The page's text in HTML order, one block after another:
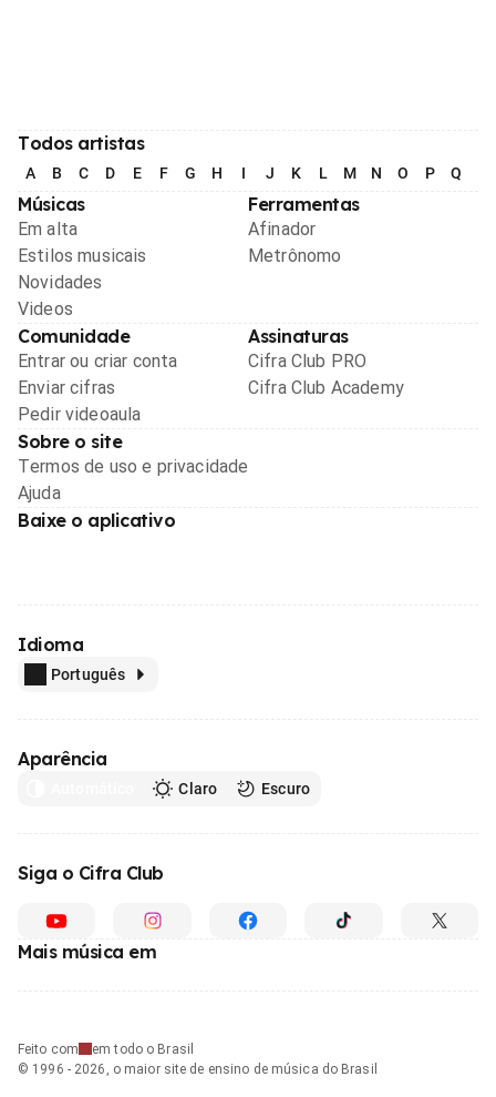
Todos artistas
A B C D E F G H I J K L M N O P Q
Músicas
Em alta
Estilos musicais
Novidades
Videos
Ferramentas
Afinador
Metrônomo
Comunidade
Entrar ou criar conta
Enviar cifras
Pedir videoaula
Assinaturas
Cifra Club PRO
Cifra Club Academy
Sobre o site
Termos de uso e privacidade
Ajuda
Baixe o aplicativo
Idioma
Português
Aparência
Claro Escuro
Siga o Cifra Club
Mais música em
Feito com
em todo o Brasil
© 1996 - 2026, o maior site de ensino de música do Brasil